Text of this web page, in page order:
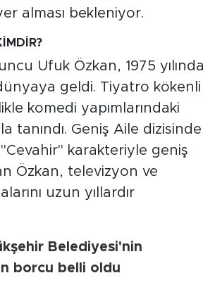
alması bekleniyor.
Ufuk Özkan, 1975 yılında
geldi. Tiyatro kökenli
komedi yapımlarındaki
tanındı. Geniş Aile dizisinde
"Cevahir" karakteriyle geniş
Özkan, televizyon ve
uzun yıllardır
Belediyesi'nin
borcu belli oldu